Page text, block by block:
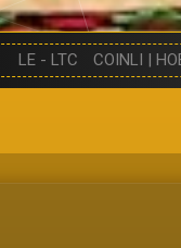
LE - LTC COINLI |